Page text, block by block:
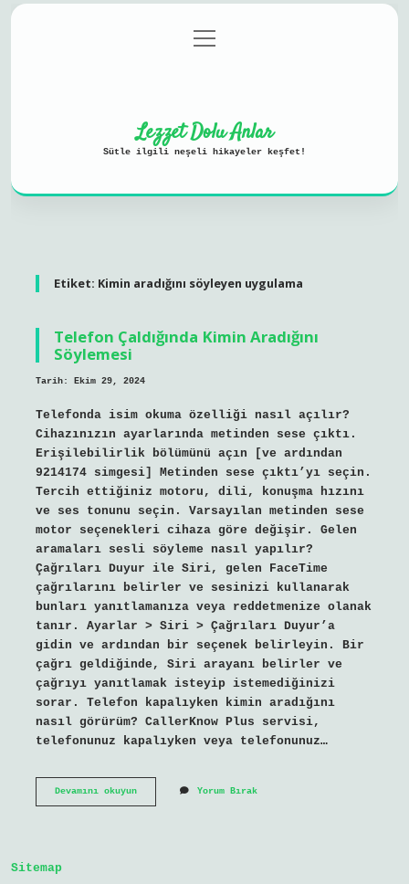
Gizlilik Politikası
menüyü
aç
Lezzet Dolu Anlar
Sütle ilgili neşeli hikayeler keşfet!
Etiket: Kimin aradığını söyleyen uygulama
Telefon Çaldığında Kimin Aradığını
Söylemesi
Tarih: Ekim 29, 2024
Telefonda isim okuma özelliği nasıl açılır?
Cihazınızın ayarlarında metinden sese çıktı.
Erişilebilirlik bölümünü açın [ve ardından
9214174 simgesi] Metinden sese çıktı’yı seçin.
Tercih ettiğiniz motoru, dili, konuşma hızını
ve ses tonunu seçin. Varsayılan metinden sese
motor seçenekleri cihaza göre değişir. Gelen
aramaları sesli söyleme nasıl yapılır?
Çağrıları Duyur ile Siri, gelen FaceTime
çağrılarını belirler ve sesinizi kullanarak
bunları yanıtlamanıza veya reddetmenize olanak
tanır. Ayarlar > Siri > Çağrıları Duyur’a
gidin ve ardından bir seçenek belirleyin. Bir
çağrı geldiğinde, Siri arayanı belirler ve
çağrıyı yanıtlamak isteyip istemediğinizi
sorar. Telefon kapalıyken kimin aradığını
nasıl görürüm? CallerKnow Plus servisi,
telefonunuz kapalıyken veya telefonunuz…
Devamını okuyunTelefon
Yorum Bırak
Sitemap